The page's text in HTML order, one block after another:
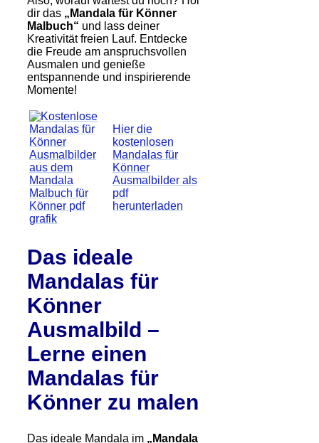
dir das „Mandala für Könner
Malbuch“ und lass deiner
Kreativität freien Lauf. Entdecke
die Freude am anspruchsvollen
Ausmalen und genieße
entspannende und inspirierende
Momente!
Hier die
kostenlosen
Mandalas für
Könner
Ausmalbilder als
pdf
herunterladen
Das ideale
Mandalas für
Könner
Ausmalbild –
Lerne einen
Mandalas für
Könner zu malen
Das ideale Mandala im „Mandala